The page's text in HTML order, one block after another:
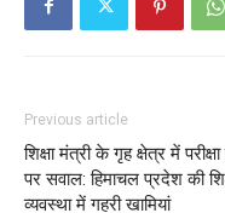
Previous article
शिक्षा मंत्री के गृह क्षेत्र में
पर सवाल: हिमाचल प्रदेश की
व्यवस्था में गहरी खामियां